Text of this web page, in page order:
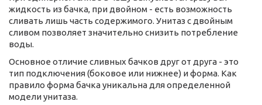
жидкость из бачка, при двойном - есть возможность
сливать лишь часть содержимого. Унитаз с двойным
сливом позволяет значительно снизить потребление
воды.
Основное отличие сливных бачков друг от друга - это
тип подключения (боковое или нижнее) и форма. Как
правило форма бачка уникальна для определенной
модели унитаза.